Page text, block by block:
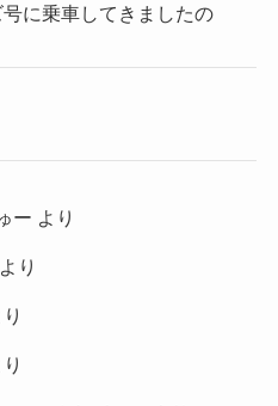
に乗車してきましたの
ー より
より